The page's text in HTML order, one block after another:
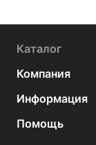
Каталог
Компания
Информация
Помощь